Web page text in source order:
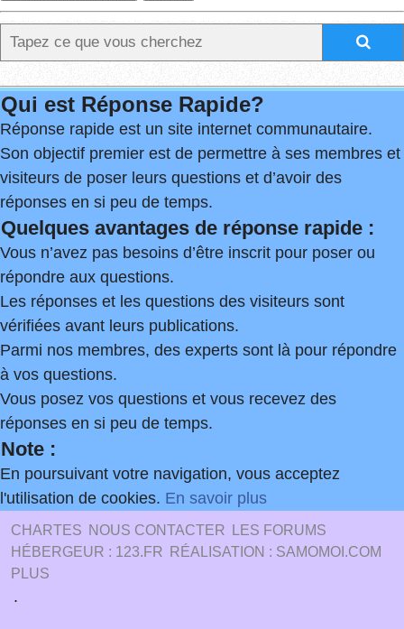
Qui est Réponse Rapide?
Réponse rapide est un site internet communautaire.
Son objectif premier est de permettre à ses membres et
visiteurs de poser leurs questions et d’avoir des
réponses en si peu de temps.
Quelques avantages de réponse rapide :
Vous n’avez pas besoins d’être inscrit pour poser ou
répondre aux questions.
Les réponses et les questions des visiteurs sont
vérifiées avant leurs publications.
Parmi nos membres, des experts sont là pour répondre
à vos questions.
Vous posez vos questions et vous recevez des
réponses en si peu de temps.
Note :
En poursuivant votre navigation, vous acceptez
l'utilisation de cookies. En savoir plus
CHARTES NOUS CONTACTER
LES FORUMS
HÉBERGEUR : 123.FR
RÉALISATION : SAMOMOI.COM
PLUS
.